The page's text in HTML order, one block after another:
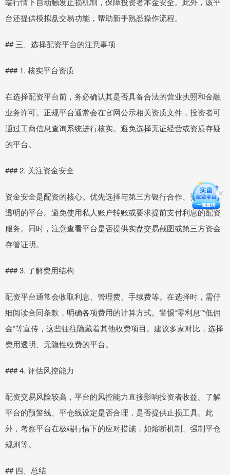
台还提供模拟盘交易功能，帮助新手熟悉操作流程。
## 三、选择配资平台的注意事项
### 1. 核实平台资质
在选择配资平台前，务必确认其是否具备合法的营业执照和金融
业务许可。正规平台通常会在官网公示相关资质文件，投资者可
通过工商信息查询系统进行核实。避免选择无证经营或资质存疑
的平台。
### 2. 关注资金安全
资金安全是配资的核心。优先选择与第三方银行合作、资金托管
透明的平台。避免使用私人账户转账或要求提前支付利息的配资
服务。同时，注意查看平台是否提供实盘交易截图或第三方资金
存管证明。
### 3. 了解费用结构
配资平台通常会收取利息、管理费、手续费等。在选择时，需仔
细阅读合同条款，明确各项费用的计算方式。警惕“零利息”“低佣
金”等宣传，这些往往隐藏着其他收费项目。建议多家对比，选择
费用透明、无隐性收费的平台。
### 4. 评估风控能力
配资交易风险较高，平台的风控能力直接影响投资者收益。了解
平台的预警线、平仓线设定是否合理，是否提供止损工具。此
外，考察平台在极端行情下的应对措施，如熔断机制、强制平仓
规则等。
## 四、总结